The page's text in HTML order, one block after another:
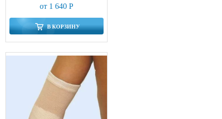
от 1 640 Р
В КОРЗИНУ